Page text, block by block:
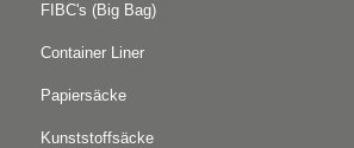
FIBC's (Big Bag)
Container Liner
Papiersäcke
Kunststoffsäcke